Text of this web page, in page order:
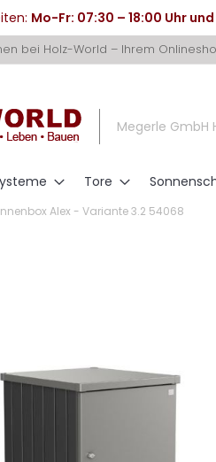
Mo-Fr: 07:30 – 18:00 Uhr
bei Holz-World – Ihrem
Megerle GmbH
Tore
Alex - Variante 3.2 54068